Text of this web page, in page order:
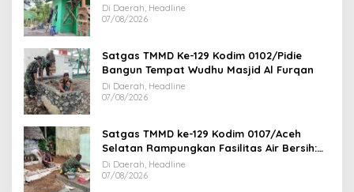
Di Daerah, Headline
07/08/2026
Satgas TMMD Ke-129 Kodim 0102/Pidie
Bangun Tempat Wudhu Masjid Al Furqan
Di Daerah, Headline
07/08/2026
Satgas TMMD ke-129 Kodim 0107/Aceh
Selatan Rampungkan Fasilitas Air Bersih:
Tapak Tower Mulai Dipasang
Di Daerah, Headline
07/08/2026